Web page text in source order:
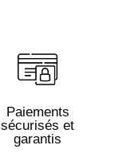
Paiements
sécurisés et
garantis